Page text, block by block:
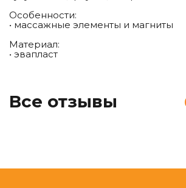
Особенности:
• массажные элементы и магниты
Материал:
• эвапласт
Все отзывы